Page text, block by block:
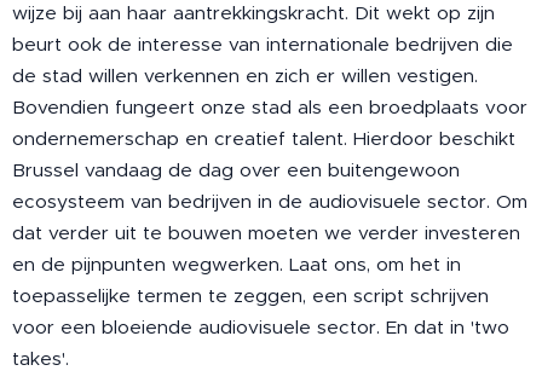
wijze bij aan haar aantrekkingskracht. Dit wekt op zijn
beurt ook de interesse van internationale bedrijven die
de stad willen verkennen en zich er willen vestigen.
Bovendien fungeert onze stad als een broedplaats voor
ondernemerschap en creatief talent. Hierdoor beschikt
Brussel vandaag de dag over een buitengewoon
ecosysteem van bedrijven in de audiovisuele sector. Om
dat verder uit te bouwen moeten we verder investeren
en de pijnpunten wegwerken. Laat ons, om het in
toepasselijke termen te zeggen, een script schrijven
voor een bloeiende audiovisuele sector. En dat in 'two
takes'.